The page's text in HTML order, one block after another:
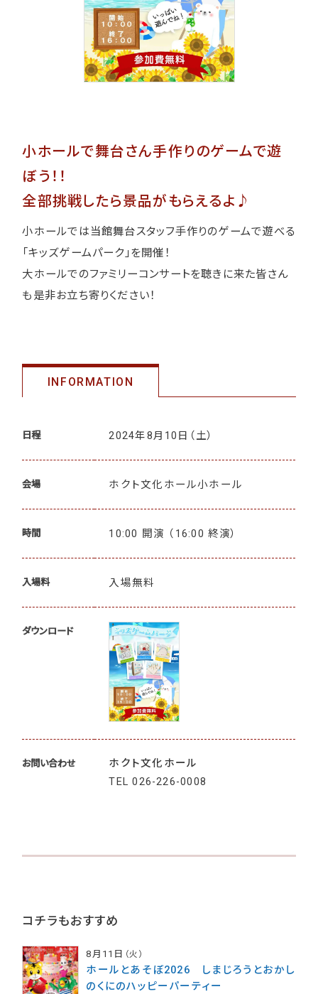
小ホールで舞台さん手作りのゲームで遊
ぼう！！
全部挑戦したら景品がもらえるよ♪
小ホールでは当館舞台スタッフ手作りのゲームで遊べる
「キッズゲームパーク」を開催！
大ホールでのファミリーコンサートを聴きに来た皆さん
も是非お立ち寄りください！
INFORMATION
日程 2024年8月10日 （土）
会場 ホクト文化ホール小ホール
時間 10:00 開演 （16:00 終演）
入場料 入場無料
ダウンロード
お問い合わせ
ホクト文化ホール
TEL026-226-0008
コチラもおすすめ
8月11日 （火）
ホールとあそぼ2026 しまじろうとおかし
のくにのハッピーパーティー